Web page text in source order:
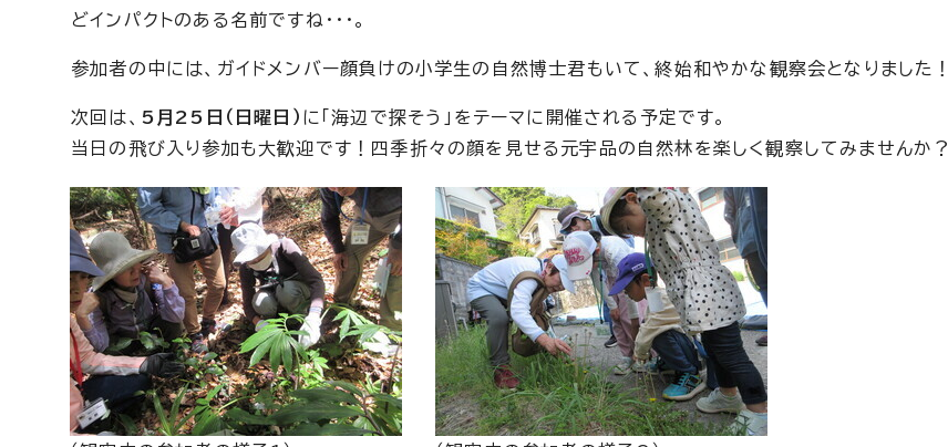
どインパクトのある名前ですね・・・。
参加者の中には、ガイドメンバー顔負けの小学生の自然博士君もいて、終始和やかな観察会となりました！
次回は、 5月25日（日曜日） に「海辺で探そう」をテーマに開催される予定です。
当日の飛び入り参加も大歓迎です！四季折々の顔を見せる元宇品の自然林を楽しく観察してみませんか？